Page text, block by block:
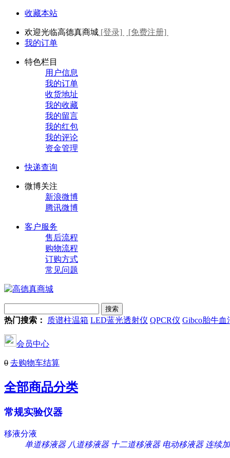
收藏本站
欢迎光临高德真商城 [登录]
[免费注册]
我的订单
特色栏目
用户信息
我的订单
收货地址
我的收藏
我的留言
我的红包
我的评论
资金管理
快递查询
微博关注
新浪微博
腾讯微博
客户服务
售后流程
购物流程
订购方式
常见问题
热门搜索： 质谱柱温箱 LED蓝光透射仪 QPCR仪 Gibco胎牛血
会员中心
0 去购物车结算
全部商品分类
常规实验仪器
移液分液
单道移液器 八道移液器 十二道移液器 电动移液器 连续